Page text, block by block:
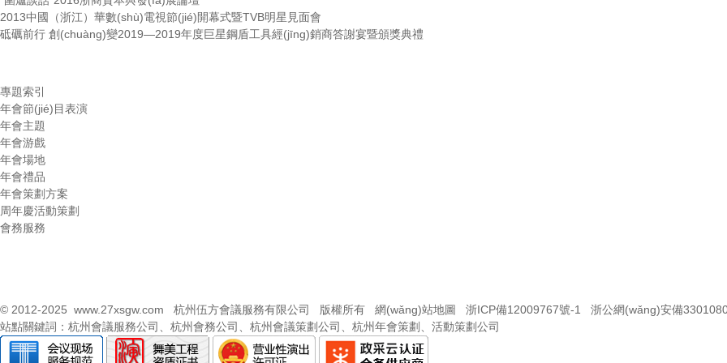
2013中國（浙江）華數(shù)電視節(jié)開幕式暨TVB明星見面會
砥礪前行 創(chuàng)變2019—2019年度巨星鋼盾工具經(jīng)銷商答謝宴暨頒獎典禮
專題索引
年會節(jié)目表演
年會主題
年會游戲
年會場地
年會禮品
年會策劃方案
周年慶活動策劃
會務服務
© 2012-2025 www.27xsgw.com 杭州伍方會議服務有限公司 版權所有 網(wǎng)站地圖 浙ICP備12009767號-1
浙公網(wǎng)安備
站點關鍵詞： 杭州會議服務公司 杭州會務公司 杭州會議策劃公司 杭州年會策劃 活動策劃公司